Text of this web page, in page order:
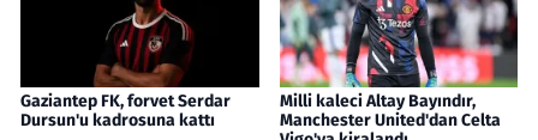
Gaziantep FK, forvet Serdar
Dursun'u kadrosuna kattı
Milli kaleci Altay Bayındır,
Manchester United'dan Celta